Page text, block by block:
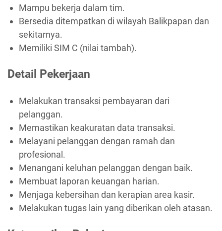
Mampu bekerja dalam tim.
Bersedia ditempatkan di wilayah Balikpapan dan
sekitarnya.
Memiliki SIM C (nilai tambah).
Detail Pekerjaan
Melakukan transaksi pembayaran dari
pelanggan.
Memastikan keakuratan data transaksi.
Melayani pelanggan dengan ramah dan
profesional.
Menangani keluhan pelanggan dengan baik.
Membuat laporan keuangan harian.
Menjaga kebersihan dan kerapian area kasir.
Melakukan tugas lain yang diberikan oleh atasan.